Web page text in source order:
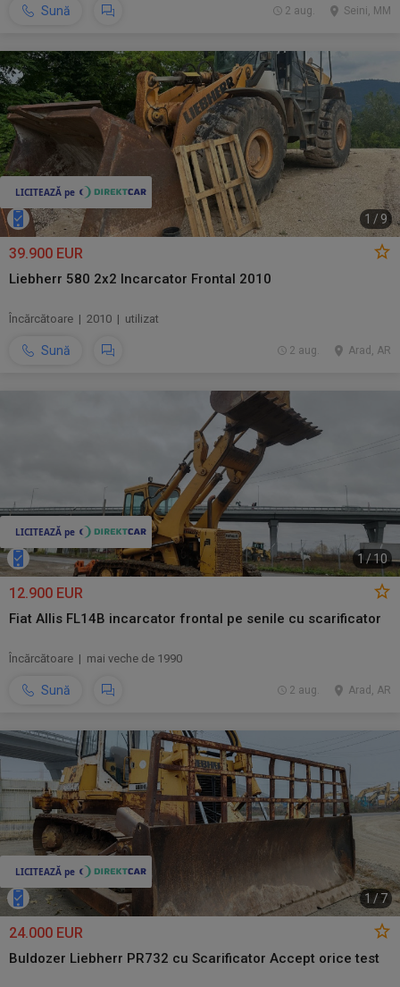
Sună Seini, MM
2 aug.
1 /9
39.900 EUR
Liebherr 580 2x2 Incarcator Frontal 2010
Încărcătoare | 2010 | utilizat
Sună Arad, AR
2 aug.
1/10
12.900 EUR
Fiat Allis FL14B incarcator frontal pe senile cu scarificator
Încărcătoare | mai veche de 1990
Sună Arad, AR
2 aug.
1 /7
24.000 EUR
Buldozer Liebherr PR732 cu Scarificator Accept orice test